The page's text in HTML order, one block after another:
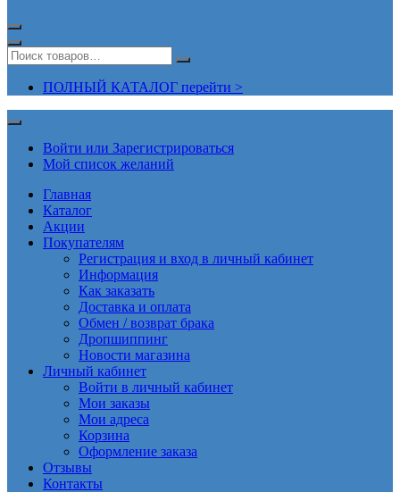
ПОЛНЫЙ КАТАЛОГ перейти >
Войти или Зарегистрироваться
Мой список желаний
Главная
Каталог
Акции
Покупателям
Регистрация и вход в личный кабинет
Информация
Как заказать
Доставка и оплата
Обмен / возврат брака
Дропшиппинг
Новости магазина
Личный кабинет
Войти в личный кабинет
Мои заказы
Мои адреса
Корзина
Оформление заказа
Отзывы
Контакты